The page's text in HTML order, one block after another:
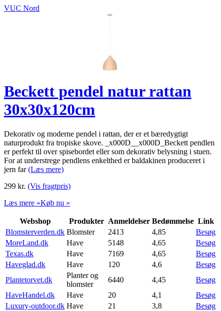
VUC Nord
Beckett pendel natur rattan
30x30x120cm
Dekorativ og moderne pendel i rattan, der er et bæredygtigt
naturprodukt fra tropiske skove. _x000D__x000D_Beckett pendlen
er perfekt til over spisebordet eller som dekorativ belysning i stuen.
For at understrege pendlens enkelthed er baldakinen produceret i
jern far(Læs mere)
299 kr. (Vis fragtpris)
Læs mere »Køb nu »
Webshop Produkter Anmeldelser Bedømmelse Link
Blomsterverden.dk Blomster 2413 4,85
Besøg
MoreLand.dk
Have 5148 4,65
Besøg
Texas.dk
Have 7169 4,65
Besøg
Haveglad.dk
Have 120 4,6
Besøg
Plantetorvet.dk
Planter og
blomster
6440 4,45
Besøg
HaveHandel.dk
Have 20 4,1
Besøg
Luxury-outdoor.dk Have 21 3,8
Besøg